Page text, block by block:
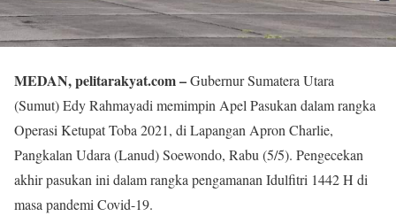
MEDAN, pelitarakyat.com –Gubernur Sumatera Utara
(Sumut) Edy Rahmayadi memimpin Apel Pasukan dalam rangka
Operasi Ketupat Toba 2021, di Lapangan Apron Charlie,
Pangkalan Udara (Lanud) Soewondo, Rabu (5/5). Pengecekan
akhir pasukan ini dalam rangka pengamanan Idulfitri 1442 H di
masa pandemi Covid-19.